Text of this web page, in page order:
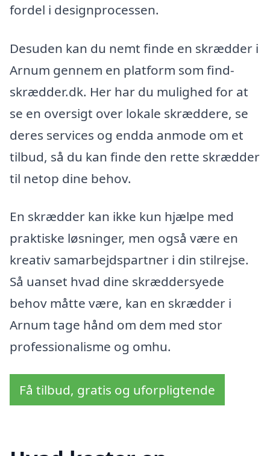
fordel i designprocessen.
Desuden kan du nemt finde en skrædder i
Arnum gennem en platform som find-
skrædder.dk. Her har du mulighed for at
se en oversigt over lokale skræddere, se
deres services og endda anmode om et
tilbud, så du kan finde den rette skrædder
til netop dine behov.
En skrædder kan ikke kun hjælpe med
praktiske løsninger, men også være en
kreativ samarbejdspartner i din stilrejse.
Så uanset hvad dine skræddersyede
behov måtte være, kan en skrædder i
Arnum tage hånd om dem med stor
professionalisme og omhu.
Få tilbud, gratis og uforpligtende